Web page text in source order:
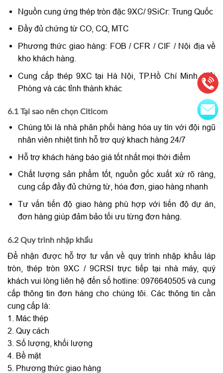
Nguồn cung ứng thép tròn đặc 9XC/ 9SiCr: Trung Quốc
Đầy đủ chứng từ CO, CQ, MTC
Phương thức giao hàng: FOB / CFR / CIF / Nội địa về
kho khách hàng.
Cung cấp thép 9XC tại Hà Nội, TP.Hồ Chí Minh, Hải
Phòng và các tỉnh thành khác
6.1 Tại sao nên chọn Citicom
Chúng tôi là nhà phân phối hàng hóa uy tín với đội ngũ
nhân viên nhiệt tình hỗ trơ quý khach hàng 24/7
Hỗ trợ khách hàng báo giá tốt nhất mọi thời điểm
Chất lượng sản phẩm tốt, nguồn gốc xuất xứ rõ ràng,
cung cấp đầy đủ chứng từ, hóa đơn, giao hàng nhanh
Tư vấn tiến độ giao hàng phù hợp với tiến độ dự án,
đơn hàng giúp đảm bảo tối ưu từng đơn hàng.
6.2 Quy trình nhập khẩu
Để nhận được hỗ trợ tư vấn về quy trình nhập khẩu láp
tròn, thép tròn 9XC / 9CRSI trực tiếp tại nhà máy, quý
khách vui lòng liên hệ đến số hotline: 0976640505 và cung
cấp thông tin đơn hàng cho chúng tôi. Các thông tin cần
cung cấp là:
1. Mác thép
2. Quy cách
3. Số lượng, khối lượng
4. Bề mặt
5. Phương thức giao hàng